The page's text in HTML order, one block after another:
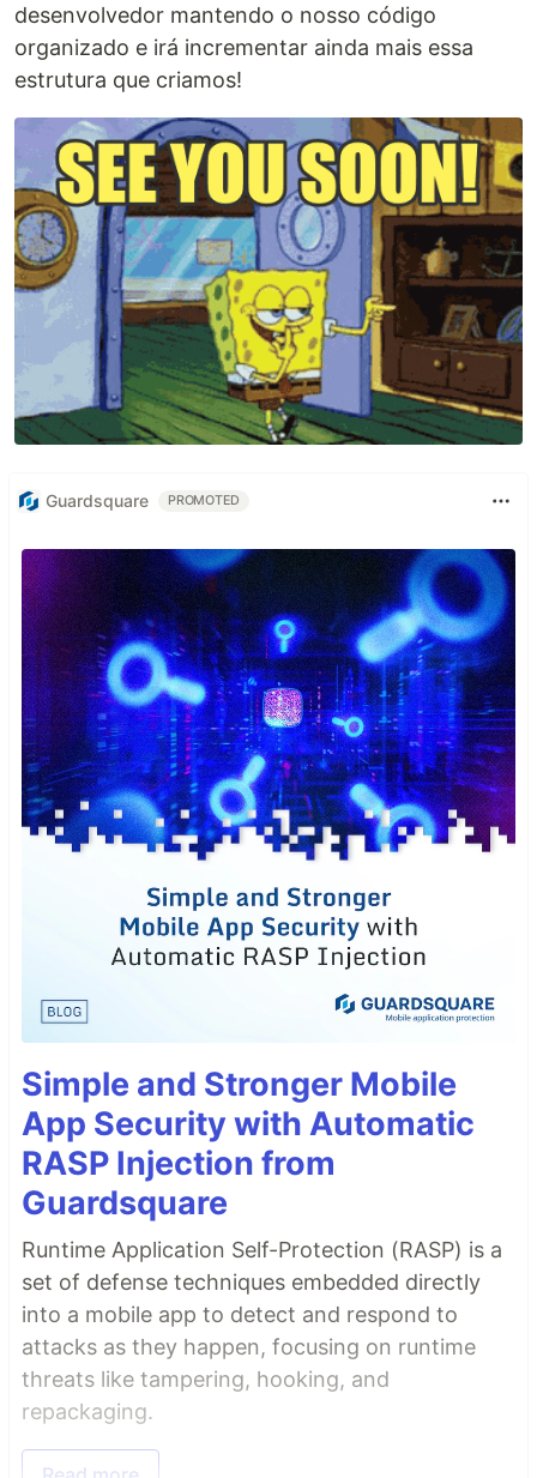
desenvolvedor mantendo o nosso código
organizado e irá incrementar ainda mais essa
estrutura que criamos!
Guardsquare PROMOTED
Simple and Stronger Mobile
App Security with Automatic
RASP Injection from
Guardsquare
Runtime Application Self-Protection (RASP) is a
set of defense techniques embedded directly
into a mobile app to detect and respond to
attacks as they happen, focusing on runtime
threats like tampering, hooking, and
repackaging.